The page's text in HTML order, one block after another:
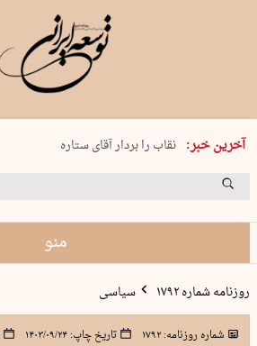
آخرین خبر:
پنجشنبه 15 مرداد 1405 شماره 2243
نقاب را بردار آقای ستاره
کدام فوتبال؟
منو
روزنامه شماره ۱۷۹۲ سیاسی
شماره روزنامه:۱۷۹۲ تاریخ چاپ:۱۴۰۳/۰۹/۲۴